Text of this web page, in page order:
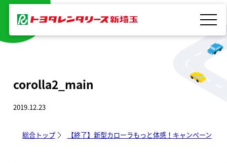
を
corolla2_main
2019.12.23
総合トップ 【終了】新型カローラもっと体感！キャンペーン